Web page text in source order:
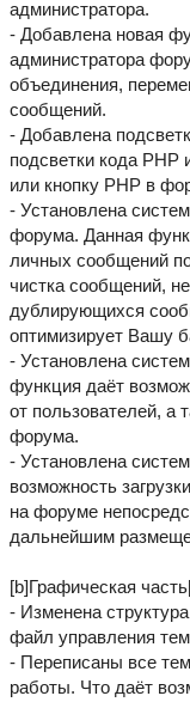
администратора.
- Добавлена новая
администратора
объединения,
сообщений.
- Добавлена
подсветки кода PHP
или кнопку PHP в
- Установлена
форума. Данная
личных сообщений
чистка сообщений,
дублирующихся
оптимизирует Вашу
- Установлена
функция даёт
от пользователей, а
форума.
- Установлена
возможность
на форуме
дальнейшим
[b]Графическая
- Изменена
файл управления
- Переписаны все
работы. Что даёт